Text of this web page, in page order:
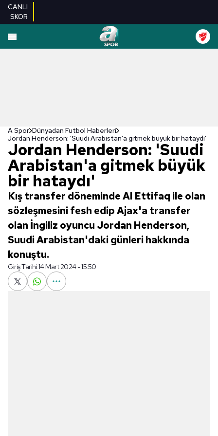
CANLI
SKOR
A Spor Dünyadan Futbol Haberleri
Jordan Henderson: 'Suudi Arabistan'a gitmek büyük bir hataydı'
Jordan Henderson: 'Suudi
Arabistan'a gitmek büyük
bir hataydı'
Kış transfer döneminde Al Ettifaq ile olan
sözleşmesini fesh edip Ajax'a transfer
olan İngiliz oyuncu Jordan Henderson,
Suudi Arabistan'daki günleri hakkında
konuştu.
Giriş Tarihi:14 Mart 2024 - 15:50